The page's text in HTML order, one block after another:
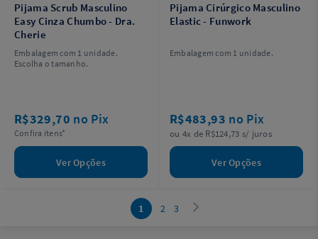
Pijama Scrub Masculino
Easy Cinza Chumbo - Dra.
Cherie
Embalagem com 1 unidade.
Escolha o tamanho.
R$329,70 no Pix
Confira itens*
Ver Opções
Pijama Cirúrgico Masculino
Elastic - Funwork
Embalagem com 1 unidade.
R$483,93 no Pix
ou 4x de R$124,73 s/ juros
Ver Opções
1 2 3